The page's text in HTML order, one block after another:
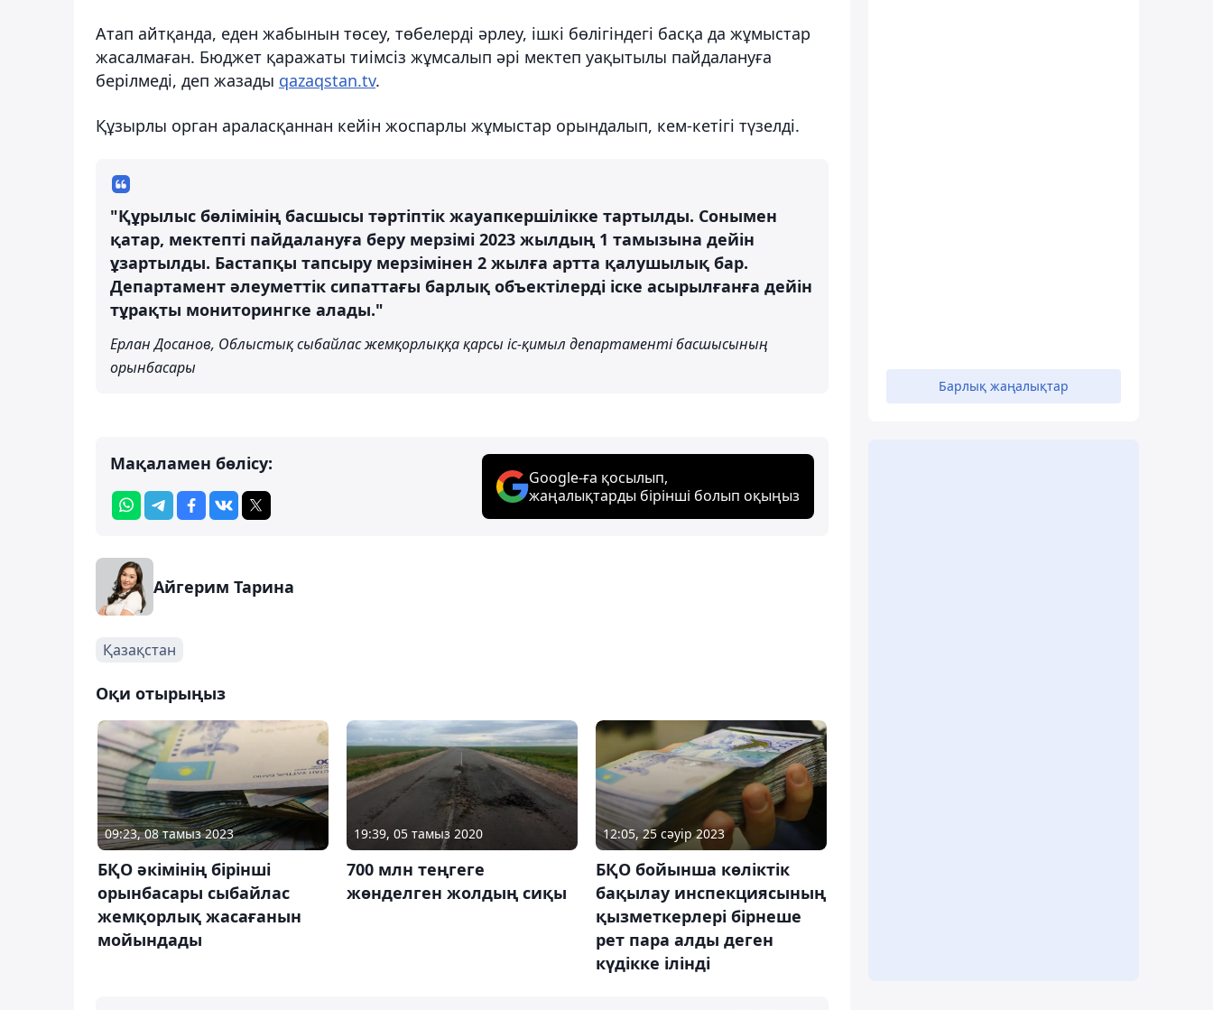
Атап айтқанда, еден жабынын төсеу, төбелерді әрлеу, ішкі бөлігіндегі басқа да жұмыстар
жасалмаған. Бюджет қаражаты тиімсіз жұмсалып әрі мектеп уақытылы пайдалануға
берілмеді, деп жазады qazaqstan.tv.
Құзырлы орган араласқаннан кейін жоспарлы жұмыстар орындалып, кем-кетігі түзелді.
"Құрылыс бөлімінің басшысы тәртіптік жауапкершілікке тартылды. Сонымен
қатар, мектепті пайдалануға беру мерзімі 2023 жылдың 1 тамызына дейін
ұзартылды. Бастапқы тапсыру мерзімінен 2 жылға артта қалушылық бар.
Департамент әлеуметтік сипаттағы барлық объектілерді іске асырылғанға дейін
тұрақты мониторингке алады."
Ерлан Досанов, Облыстық сыбайлас жемқорлыққа қарсы іс-қимыл департаменті басшысының
орынбасары
Мақаламен бөлісу:
Google-ға қосылып,
жаңалықтарды бірінші болып оқыңыз
Айгерим Тарина
Қазақстан
Оқи отырыңыз
09:23, 08 тамыз 2023
БҚО әкімінің бірінші
орынбасары сыбайлас
жемқорлық жасағанын
мойындады
19:39, 05 тамыз 2020
700 млн теңгеге
жөнделген жолдың сиқы
12:05, 25 сәуір 2023
БҚО бойынша көліктік
бақылау инспекциясының
қызметкерлері бірнеше
рет пара алды деген
күдікке ілінді
Барлық жаңалықтар